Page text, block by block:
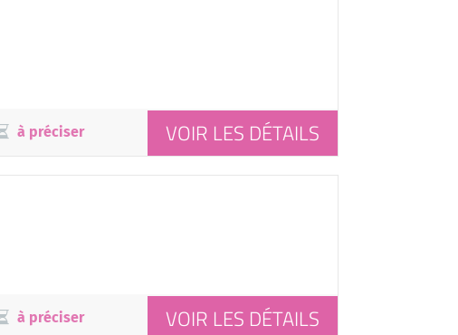
à préciser VOIR LES DÉTAILS
à préciser VOIR LES DÉTAILS